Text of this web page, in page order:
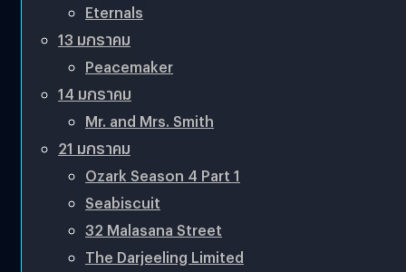
Eternals
13 มกราคม
Peacemaker
14 มกราคม
Mr. and Mrs. Smith
21 มกราคม
Ozark Season 4 Part 1
Seabiscuit
32 Malasana Street
The Darjeeling Limited